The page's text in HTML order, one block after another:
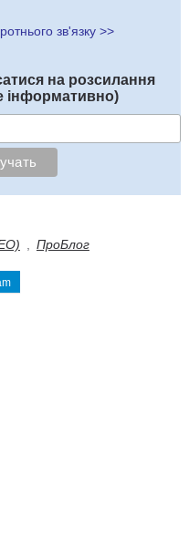
зв'язку >>
на розсилання
інформативно)
ПроБлог